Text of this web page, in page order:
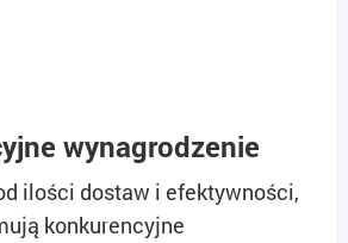
wynagrodzenie
ilości dostaw i efektywności,
konkurencyjne